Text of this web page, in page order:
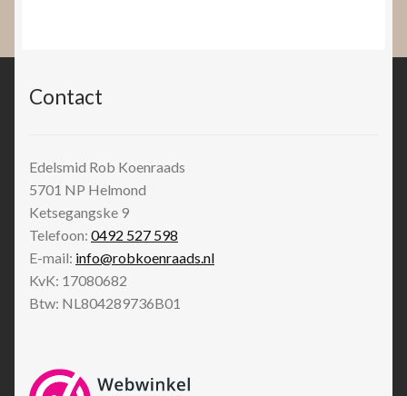
Contact
Edelsmid Rob Koenraads
5701 NP Helmond
Ketsegangske 9
Telefoon: 0492 527 598
E-mail: info@robkoenraads.nl
KvK: 17080682
Btw: NL804289736B01